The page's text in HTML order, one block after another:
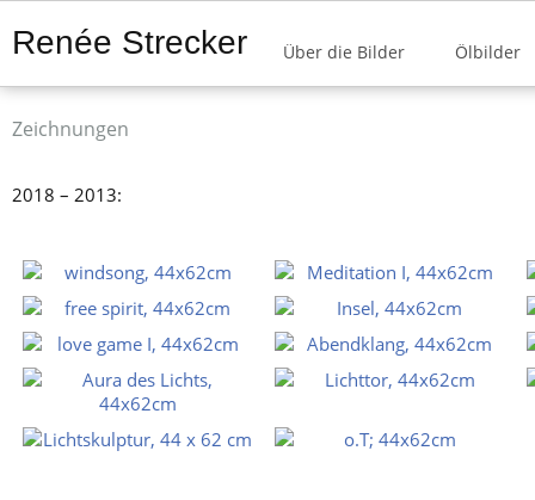
Renée Strecker Über die Bilder Ölbilder
Zeichnungen
2018 – 2013: